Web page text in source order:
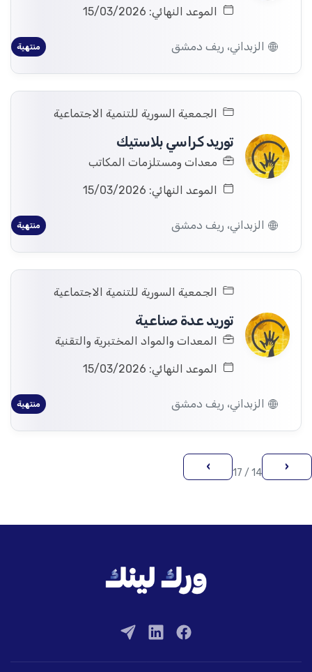
الموعد النهائي: 15/03/2026
الزبداني، ريف دمشق منتهية
الجمعية السورية للتنمية الاجتماعية
توريد كراسي بلاستيك
معدات ومستلزمات المكاتب
الموعد النهائي: 15/03/2026
الزبداني، ريف دمشق منتهية
الجمعية السورية للتنمية الاجتماعية
توريد عدة صناعية
المعدات والمواد المختبرية والتقنية
الموعد النهائي: 15/03/2026
الزبداني، ريف دمشق منتهية
‹
14 / 17
›